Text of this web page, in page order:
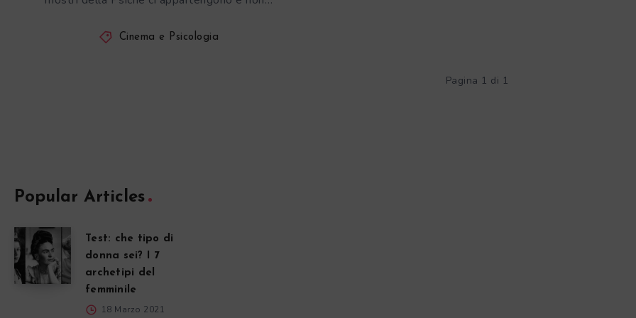
Cinema e Psicologia
Pagina 1 di 1
Popular Articles
Test: che tipo di
donna sei? I 7
archetipi del
femminile
18 Marzo 2021